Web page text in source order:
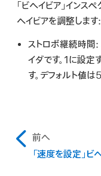
「ビヘイビア」インス
ヘイビアを調整します:
ストロボ継続時間:
イダです。1に設定
す。デフォルト値は
前へ
「速度を設定」ビ